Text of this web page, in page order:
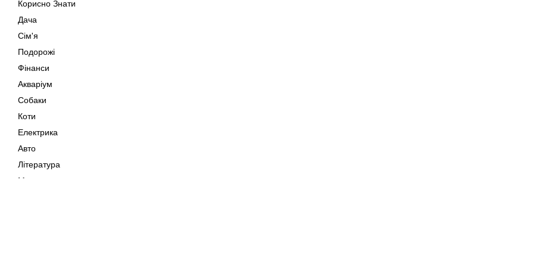
Корисно Знати
Дача
Сім'я
Подорожі
Фінанси
Акваріум
Собаки
Коти
Електрика
Авто
Література
Музика